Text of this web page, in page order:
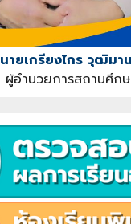
นายเกรียงไกร วุฒิมา
ผู้อำนวยการสถานศึก